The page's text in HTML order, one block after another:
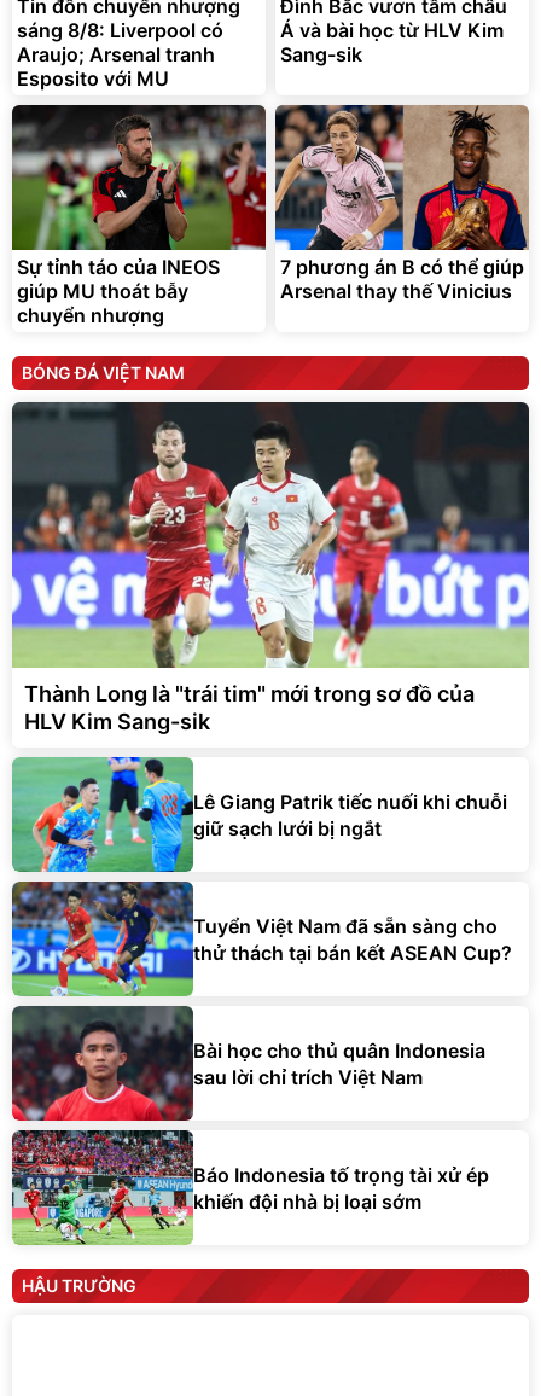
Tin đồn chuyển nhượng
sáng 8/8: Liverpool có
Araujo; Arsenal tranh
Esposito với MU
Đình Bắc vươn tầm châu
Á và bài học từ HLV Kim
Sang-sik
Sự tỉnh táo của INEOS
giúp MU thoát bẫy
chuyển nhượng
7 phương án B có thể giúp
Arsenal thay thế Vinicius
BÓNG ĐÁ VIỆT NAM
Thành Long là "trái tim" mới trong sơ đồ của
HLV Kim Sang-sik
Lê Giang Patrik tiếc nuối khi chuỗi
giữ sạch lưới bị ngắt
Tuyển Việt Nam đã sẵn sàng cho
thử thách tại bán kết ASEAN Cup?
Bài học cho thủ quân Indonesia
sau lời chỉ trích Việt Nam
Báo Indonesia tố trọng tài xử ép
khiến đội nhà bị loại sớm
HẬU TRƯỜNG